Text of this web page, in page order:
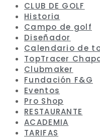
CLUB DE GOLF
Historia
Campo de golf
Diseñador
Calendario de
TopTracer
Clubmaker
Fundación F&G
Eventos
Pro Shop
RESTAURANTE
ACADEMIA
TARIFAS